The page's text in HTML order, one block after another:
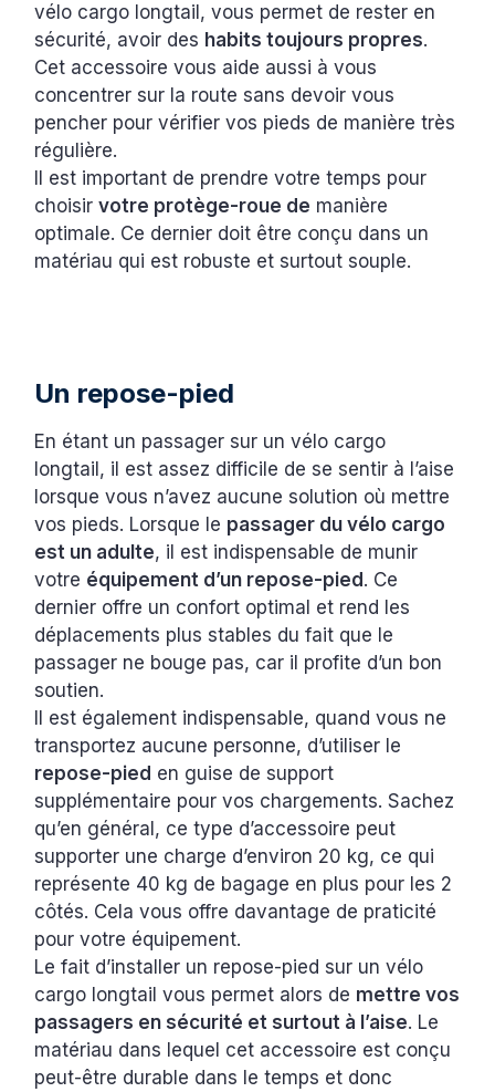
vélo cargo longtail, vous permet de rester en
sécurité, avoir des habits toujours propres.
Cet accessoire vous aide aussi à vous
concentrer sur la route sans devoir vous
pencher pour vérifier vos pieds de manière très
régulière.
Il est important de prendre votre temps pour
choisirvotre protège-roue de manière
optimale. Ce dernier doit être conçu dans un
matériau qui est robuste et surtout souple.
Un repose-pied
En étant un passager sur un vélo cargo
longtail, il est assez difficile de se sentir à l’aise
lorsque vous n’avez aucune solution où mettre
vos pieds. Lorsque le passager du vélo cargo
est un adulte, il est indispensable de munir
votre équipement d’un repose-pied . Ce
dernier offre un confort optimal et rend les
déplacements plus stables du fait que le
passager ne bouge pas, car il profite d’un bon
soutien.
Il est également indispensable, quand vous ne
transportez aucune personne, d’utiliser le
repose-pied en guise de support
supplémentaire pour vos chargements. Sachez
qu’en général, ce type d’accessoire peut
supporter une charge d’environ 20 kg, ce qui
représente 40 kg de bagage en plus pour les 2
côtés. Cela vous offre davantage de praticité
pour votre équipement.
Le fait d’installer un repose-pied sur un vélo
cargo longtail vous permet alors de mettre vos
passagers en sécurité et surtout à l’aise. Le
matériau dans lequel cet accessoire est conçu
peut-être durable dans le temps et donc